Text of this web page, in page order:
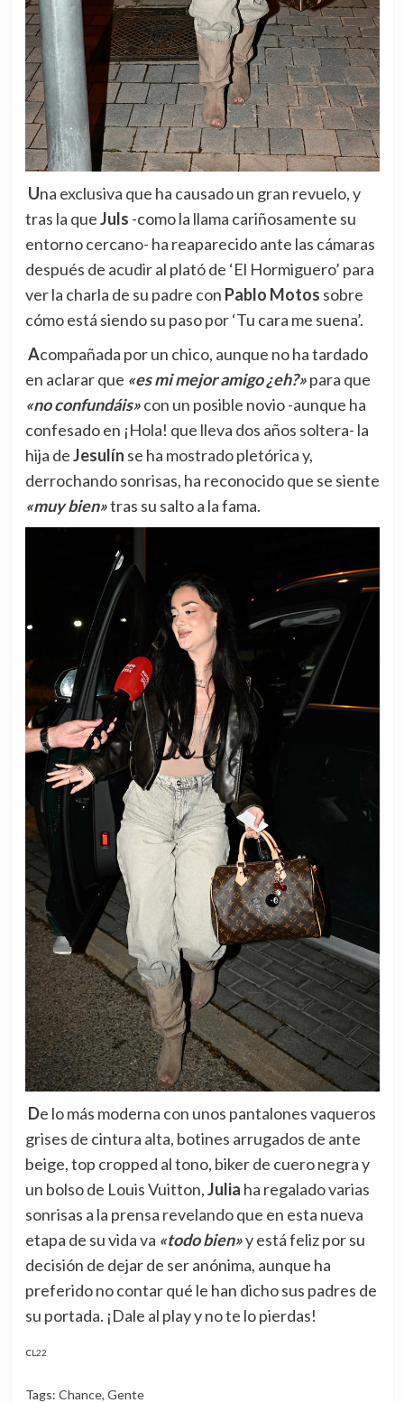
Una exclusiva que ha causado un gran revuelo, y
tras la queJuls -como la llama cariñosamente su
entorno cercano- ha reaparecido ante las cámaras
después de acudir al plató de ‘El Hormiguero’ para
ver la charla de su padre con Pablo Motos sobre
cómo está siendo su paso por ‘Tu cara me suena’.
Acompañada por un chico, aunque no ha tardado
en aclarar que «es mi mejor amigo ¿eh?»para que
«no confundáis»con un posible novio -aunque ha
confesado en ¡Hola! que lleva dos años soltera- la
hija deJesulín se ha mostrado pletórica y,
derrochando sonrisas, ha reconocido que se siente
«muy bien»tras su salto a la fama.
De lo más moderna con unos pantalones vaqueros
grises de cintura alta, botines arrugados de ante
beige, top cropped al tono, biker de cuero negra y
un bolso de Louis Vuitton,Julia ha regalado varias
sonrisas a la prensa revelando que en esta nueva
etapa de su vida va «todo bien»y está feliz por su
decisión de dejar de ser anónima, aunque ha
preferido no contar qué le han dicho sus padres de
su portada. ¡Dale al play y no te lo pierdas!
CL22
Tags: Chance, Gente